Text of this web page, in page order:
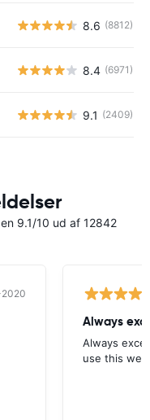
8.6 (8812)
8.4 (6971)
9.1 (2409)
9.1/10 ud af 12842
Always
Always
use this